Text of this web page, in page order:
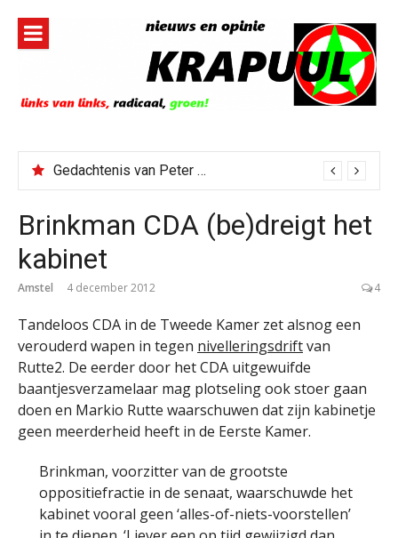
inhoud
Gedachtenis van Peter Faber
Brinkman CDA (be)dreigt het
kabinet
Amstel 4 december 2012 4
Tandeloos CDA in de Tweede Kamer zet alsnog een
verouderd wapen in tegen nivelleringsdriftvan
Rutte2. De eerder door het CDA uitgewuifde
baantjesverzamelaar mag plotseling ook stoer gaan
doen en Markio Rutte waarschuwen dat zijn kabinetje
geen meerderheid heeft in de Eerste Kamer.
Brinkman, voorzitter van de grootste
oppositiefractie in de senaat, waarschuwde het
kabinet vooral geen ‘alles-of-niets-voorstellen’